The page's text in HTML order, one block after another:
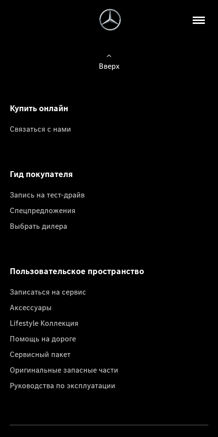
Вверх
Купить онлайн
Связаться с нами
Гид покупателя
Запись на тест-драйв
Спецпредложения
Выбрать дилера
Пользовательское пространство
Записаться на сервис
Аксессуары
Lifestyle Коллекция
Помощь на дороге
Сервисный пакет
Оригинальные запасные части
Руководства по эксплуатации